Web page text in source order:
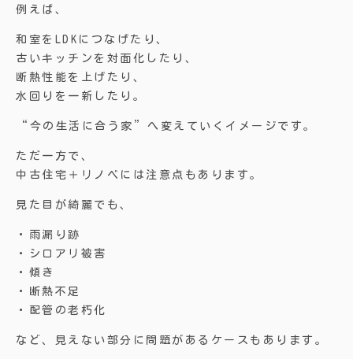
例えば、
和室をLDKにつなげたり、
古いキッチンを対面化したり、
断熱性能を上げたり、
水回りを一新したり。
“今の生活に合う家”へ変えていくイメージです。
ただ一方で、
中古住宅＋リノベには注意点もあります。
見た目が綺麗でも、
・雨漏り跡
・シロアリ被害
・傾き
・断熱不足
・配管の老朽化
など、見えない部分に問題があるケースもあります。